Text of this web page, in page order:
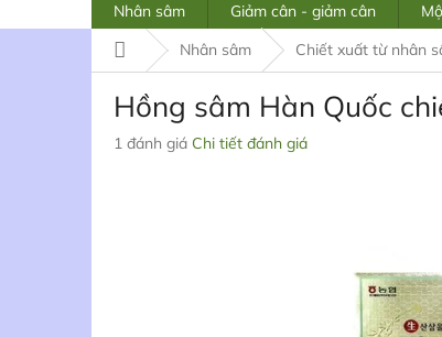
Nhân sâm Giảm cân - giảm cân
Trang
chủ
Nhân sâm Chiết xuất từ nhân
Hồng sâm Hàn Quốc
Đánh
1 đánh giá Chi tiết đánh giá